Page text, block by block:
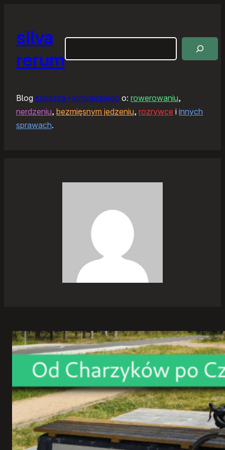
silva
rerum
Blog Łukasza Horodeckiego o: rowerowaniu,
nerdzeniu, bezmięsnym jedzeniu, rozrywce i innych
sprawach.